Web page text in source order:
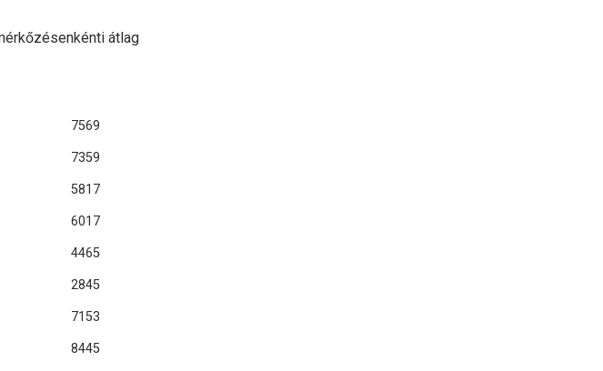
átlag
7569
7359
5817
6017
4465
2845
7153
8445